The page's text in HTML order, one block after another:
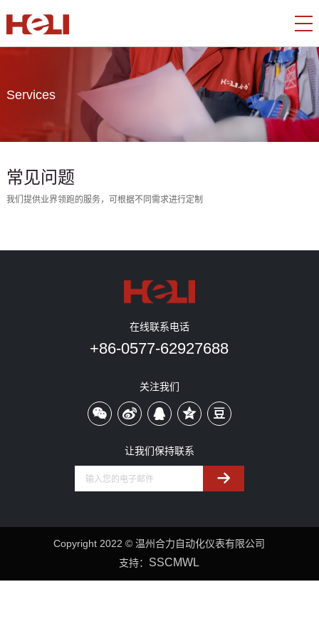
Services
常见问题
我们提供业界领跑的服务，可根据不同需求进行定制
在线联系电话
+86-0577-62927688
关注我们
让我们保持联系
Copyright 2022 © 温州合力自动化仪表有限公司
支持： SSCMWL